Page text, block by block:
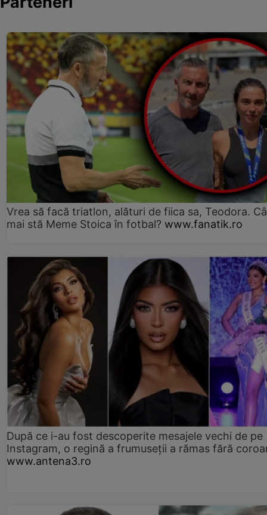
Vrea să facă triatlon, alături de fiica sa, Teodora.
mai stă Meme Stoica în fotbal? www.fanatik.ro
După ce i-au fost descoperite mesajele vechi de pe
Instagram, o regină a frumuseții a rămas fără
www.antena3.ro